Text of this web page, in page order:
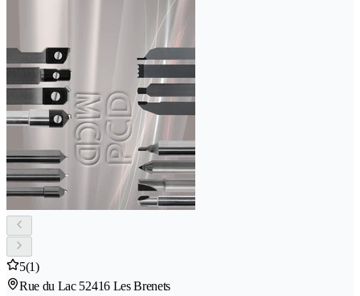
5(1)
Rue du Lac 52416 Les Brenets